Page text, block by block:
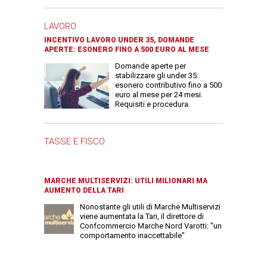
LAVORO
INCENTIVO LAVORO UNDER 35, DOMANDE
APERTE: ESONERO FINO A 500 EURO AL MESE
Domande aperte per
stabilizzare gli under 35:
esonero contributivo fino a 500
euro al mese per 24 mesi.
Requisiti e procedura.
TASSE E FISCO
MARCHE MULTISERVIZI: UTILI MILIONARI MA
AUMENTO DELLA TARI
Nonostante gli utili di Marche Multiservizi
viene aumentata la Tari, il direttore di
Confcommercio Marche Nord Varotti: "un
comportamento inaccettabile"